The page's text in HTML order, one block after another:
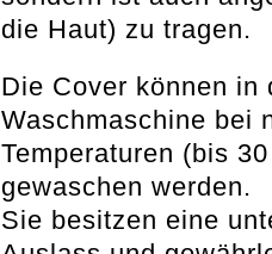
die Haut) zu tragen.
Die Cover können in
Waschmaschine bei
Temperaturen (bis
gewaschen werden.
Sie besitzen eine